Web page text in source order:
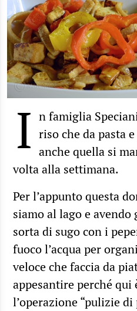
I n famiglia
riso che da pasta
anche quella si
volta alla settimana.
Per l’appunto questa
siamo al lago e
sorta di sugo con i
fuoco l’acqua per
veloce che faccia da
appesantire perché qui
l’operazione “pulizie